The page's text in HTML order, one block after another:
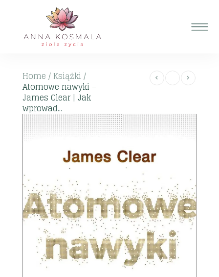
Home / Książki /
Atomowe nawyki –
James Clear | Jak
wprowad...